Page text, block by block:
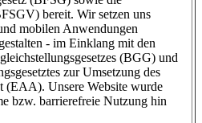
bereit. Wir setzen uns
mobilen Anwendungen
- im Einklang mit den
(BGG) und
zur Umsetzung des
(EAA). Unsere Website wurde
bzw. barrierefreie Nutzung hin